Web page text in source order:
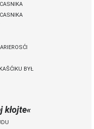
kłojte
K BŹEZARIEROSĆI
BYŁ